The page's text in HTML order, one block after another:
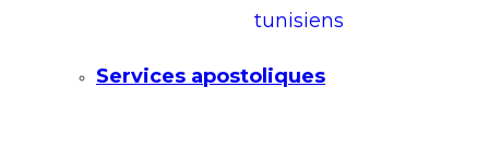
Services apostoliques